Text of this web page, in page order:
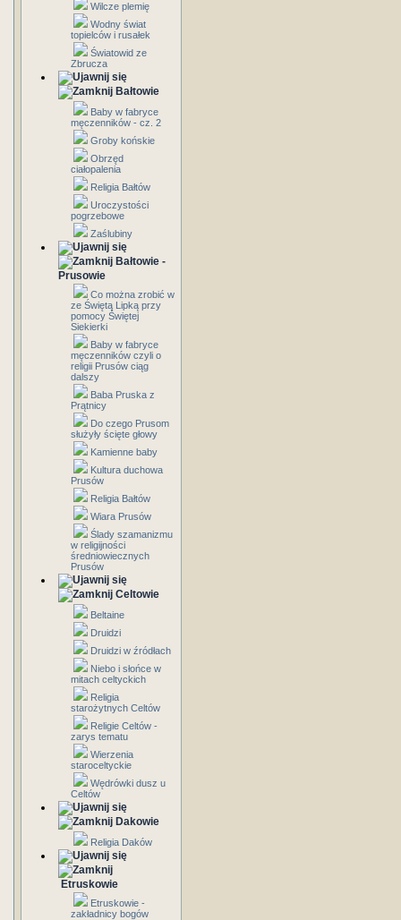
Wilcze plemię
Wodny świat
topielców i rusałek
Światowid ze
Zbrucza
Bałtowie
Baby w fabryce
męczenników - cz. 2
Groby końskie
Obrzęd
ciałopalenia
Religia Bałtów
Uroczystości
pogrzebowe
Zaślubiny
Bałtowie -
Prusowie
Co można zrobić w
ze Świętą Lipką przy
pomocy Świętej
Siekierki
Baby w fabryce
męczenników czyli o
religii Prusów ciąg
dalszy
Baba Pruska z
Prątnicy
Do czego Prusom
służyły ścięte głowy
Kamienne baby
Kultura duchowa
Prusów
Religia Bałtów
Wiara Prusów
Ślady szamanizmu
w religijności
średniowiecznych
Prusów
Celtowie
Beltaine
Druidzi
Druidzi w źródłach
Niebo i słońce w
mitach celtyckich
Religia
starożytnych Celtów
Religie Celtów -
zarys tematu
Wierzenia
staroceltyckie
Wędrówki dusz u
Celtów
Dakowie
Religia Daków
Etruskowie
Etruskowie -
zakładnicy bogów